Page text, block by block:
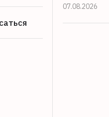
07.08.2026